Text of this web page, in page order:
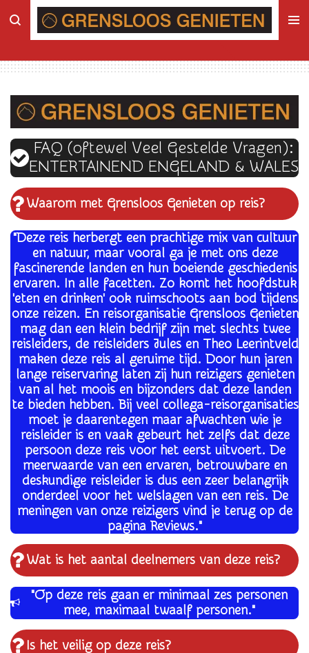
Ga
de
FAQ (oftewel Veel Gestelde Vragen):
ENTERTAINEND ENGELAND & WALES
Waarom met Grensloos Genieten op reis?
"Deze reis herbergt een prachtige mix van cultuur
en natuur, maar vooral ga je met ons deze
fascinerende landen en hun boeiende geschiedenis
ervaren. In alle facetten. Zo komt het hoofdstuk
'eten en drinken' ook ruimschoots aan bod tijdens
onze reizen. En reisorganisatie Grensloos Genieten
mag dan een klein bedrijf zijn met slechts twee
reisleiders, de reisleiders Jules en Theo Leerintveld
maken deze reis al geruime tijd. Door hun jaren
lange reiservaring laten zij hun reizigers genieten
van al het moois en bijzonders dat deze landen
te bieden hebben. Bij veel collega-reisorganisaties
moet je daarentegen maar afwachten wie je
reisleider is en vaak gebeurt het zelfs dat deze
persoon deze reis voor het eerst uitvoert. De
meerwaarde van een ervaren, betrouwbare en
deskundige reisleider is dus een zeer belangrijk
onderdeel voor het welslagen van een reis. De
meningen van onze reizigers vind je terug op de
pagina Reviews."
Wat is het aantal deelnemers van deze reis?
"Op deze reis gaan er minimaal zes personen
mee, maximaal twaalf personen."
Is het veilig op deze reis?